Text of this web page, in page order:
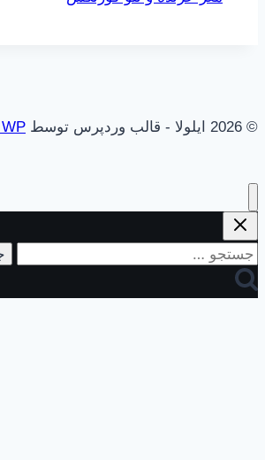
© 2026 ایلولا - قالب وردپرس توسط
جستجو
برای: